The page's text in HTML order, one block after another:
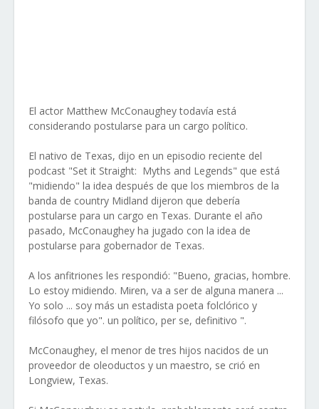
El actor Matthew McConaughey todavía está
considerando postularse para un cargo político.
El nativo de Texas, dijo en un episodio reciente del
podcast "Set‌ ‌it‌ ‌Straight: ‌ ‌Myths‌ ‌and‌ ‌Legends" que está
"midiendo" la idea después de que los miembros de la
banda de country Midland dijeron que debería
postularse para un cargo en Texas. Durante el año
pasado, McConaughey ha jugado con la idea de
postularse para gobernador de Texas.
A los anfitriones les respondió: "Bueno, gracias, hombre.
Lo estoy midiendo. Miren, va a ser de alguna manera ...
Yo solo ... soy más un estadista poeta folclórico y
filósofo que yo". un político, per se, definitivo ".
McConaughey, el menor de tres hijos nacidos de un
proveedor de oleoductos y un maestro, se crió en
Longview, Texas.